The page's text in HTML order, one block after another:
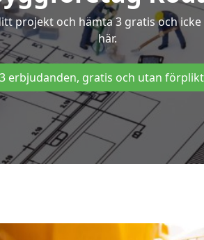
projekt och hämta 3 gratis och
här.
erbjudanden, gratis och utan